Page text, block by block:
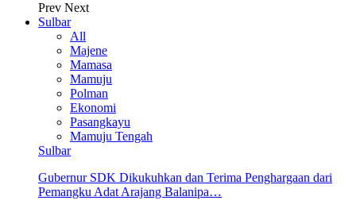
Prev Next
Sulbar
All
Majene
Mamasa
Mamuju
Polman
Ekonomi
Pasangkayu
Mamuju Tengah
Sulbar
Gubernur SDK Dikukuhkan dan Terima Penghargaan dari
Pemangku Adat Arajang Balanipa…